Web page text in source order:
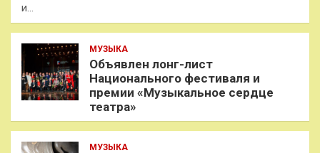
и…
МУЗЫКА
Объявлен лонг-лист
Национального фестиваля и
премии «Музыкальное сердце
театра»
МУЗЫКА